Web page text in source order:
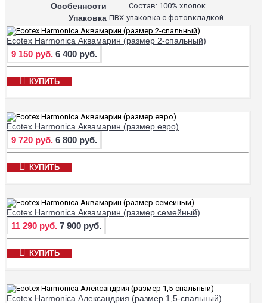
Особенности Состав: 100% хлопок
Упаковка ПВХ-упаковка с фотовкладкой.
Ecotex Harmonica Аквамарин (размер 2-спальный)
9 150 руб. 6 400 руб.
КУПИТЬ
Ecotex Harmonica Аквамарин (размер евро)
9 720 руб. 6 800 руб.
КУПИТЬ
Ecotex Harmonica Аквамарин (размер семейный)
11 290 руб. 7 900 руб.
КУПИТЬ
Ecotex Harmonica Александрия (размер 1,5-спальный)